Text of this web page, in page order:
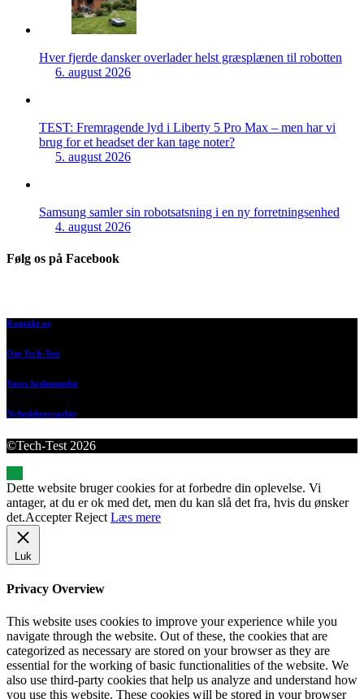
Hver fjerde dansker overlader helst græsplænen til robotten
6. august 2026
TEST: Fremragende lyd i Liberty 5 Pro Max – men har vi
brug for et headset der kan tage noter?
5. august 2026
Samsung samler sin robotsatsning i en ny forretningsenhed
4. august 2026
Følg os på Facebook
Kontakt os
Om Tech-Test
Vores bedømmelse
Nyhedsbrevsarkiv
©Tech-Test 2026
Dette website bruger cookies for at forbedre din oplevelse. Vi
antager, at du er ok med det, men du kan slå det fra, hvis du ønsker
det.Accepter Reject Læs mere
Luk
Privacy Overview
This website uses cookies to improve your experience while you
navigate through the website. Out of these, the cookies that are
categorized as necessary are stored on your browser as they are
essential for the working of basic functionalities of the website. We
also use third-party cookies that help us analyze and understand how
you use this website. These cookies will be stored in your browser